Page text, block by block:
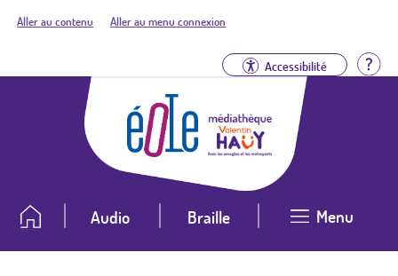
Aller au contenu Aller au menu connexion
Accessibilité
Audio Braille Menu